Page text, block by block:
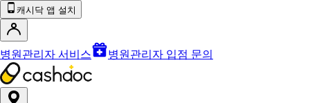
캐시닥 앱 설치
병원관리자 서비스 병원관리자 입점 문의